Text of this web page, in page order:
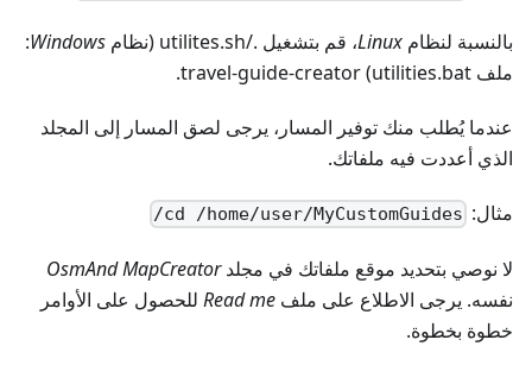
بالنسبة لنظام Linux، قم بتشغيل ./utilites.sh (نظام Windows
:
ملف utilities.bat) travel-guide-creator.
عندما يُطلب منك توفير المسار، يرجى لصق المسار إلى المجلد
الذي أعددت فيه ملفاتك.
مثال: cd /home/user/MyCustomGuides/
لا نوصي بتحديد موقع ملفاتك في مجلدOsmAnd MapCreator
نفسه. يرجى الاطلاع على ملف Read me للحصول على الأوامر
خطوة بخطوة.